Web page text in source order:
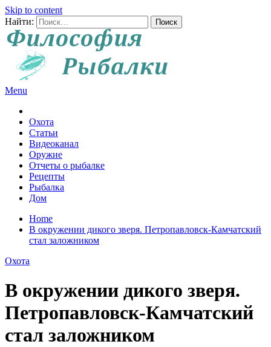
Skip to content
Найти:
Menu
Охота
Статьи
Видеоканал
Оружие
Отчеты о рыбалке
Рецепты
Рыбалка
Дом
Home
В окружении дикого зверя. Петропавловск-Камчатский
стал заложником
Охота
В окружении дикого зверя.
Петропавловск-Камчатский
стал заложником